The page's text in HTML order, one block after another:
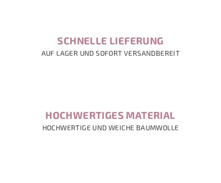
SCHNELLE LIEFERUNG
AUF LAGER UND SOFORT VERSANDBEREIT
HOCHWERTIGES MATERIAL
HOCHWERTIGE UND WEICHE BAUMWOLLE